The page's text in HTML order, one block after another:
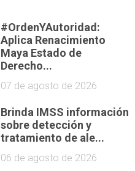
#OrdenYAutoridad:
Aplica Renacimiento
Maya Estado de
Derecho...
07 de agosto de 2026
Brinda IMSS información
sobre detección y
tratamiento de ale...
06 de agosto de 2026